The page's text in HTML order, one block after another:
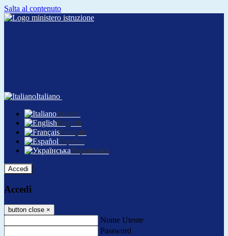
Salta al contenuto
Italiano
Italiano
English
Français
Español
Українська
Accedi
Accedi
button close ×
Nome Utente
Password